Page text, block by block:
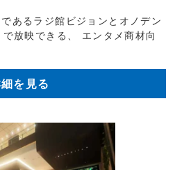
あるラジ館ビジョンとオノデン
放映できる、 エンタメ商材向
を見る